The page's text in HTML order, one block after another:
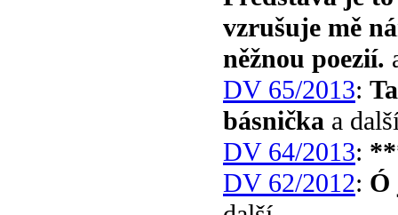
vzrušuje mě
něžnou poezií.
DV 65/2013:
básnička a
DV 64/2013:
DV 62/2012: Ó